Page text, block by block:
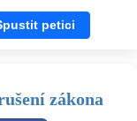
petici
zákona